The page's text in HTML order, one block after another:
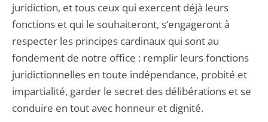
juridiction, et tous ceux qui exercent déjà leurs
fonctions et qui le souhaiteront, s’engageront à
respecter les principes cardinaux qui sont au
fondement de notre office : remplir leurs fonctions
juridictionnelles en toute indépendance, probité et
impartialité, garder le secret des délibérations et se
conduire en tout avec honneur et dignité.